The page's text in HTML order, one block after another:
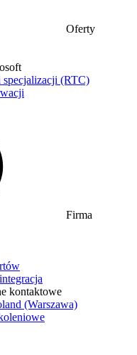
Oferty
(RTC)
Firma
kontaktowe
(Warszawa)